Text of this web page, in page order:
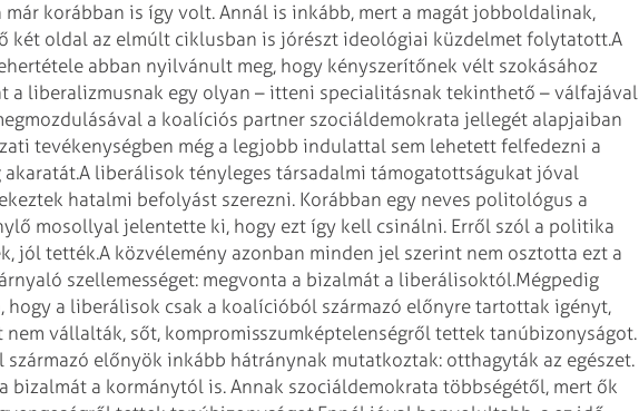
már korábban is így volt. Annál is inkább, mert a magát jobboldalinak,
két oldal az elmúlt ciklusban is jórészt ideológiai küzdelmet folytatott.A
abban nyilvánult meg, hogy kényszerítőnek vélt szokásához
a liberalizmusnak egy olyan – itteni specialitásnak tekinthető – válfajával
a koalíciós partner szociál­demokrata jellegét alapjaiban
tevékenységben még a legjobb indulattal sem lehetett felfedezni a
A liberálisok tényleges társadalmi támogatottságukat jóval
hatalmi befolyást szerezni. Korábban egy neves politológus a
mosollyal jelentette ki, hogy ezt így kell csinálni. Erről szól a politika
jól tették.A közvélemény azonban minden jel szerint nem osztotta ezt a
szellemességet: megvonta a bizalmát a liberálisoktól.Mégpedig
hogy a liberálisok csak a koalícióból származó előnyre tartottak igényt,
vállalták, sőt, kompromisszumképtelenségről tettek tanúbizonyságot.
előnyök inkább hátránynak mutatkoztak: otthagyták az egészet.
bizalmát a kormánytól is. Annak szociáldemokrata többségétől, mert ők